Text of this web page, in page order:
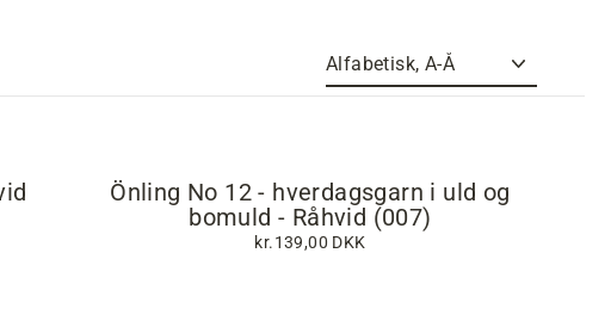
Sortér
Önling No 12 - hverdagsgarn i uld og
bomuld - Råhvid (007)
kr.139,00 DKK